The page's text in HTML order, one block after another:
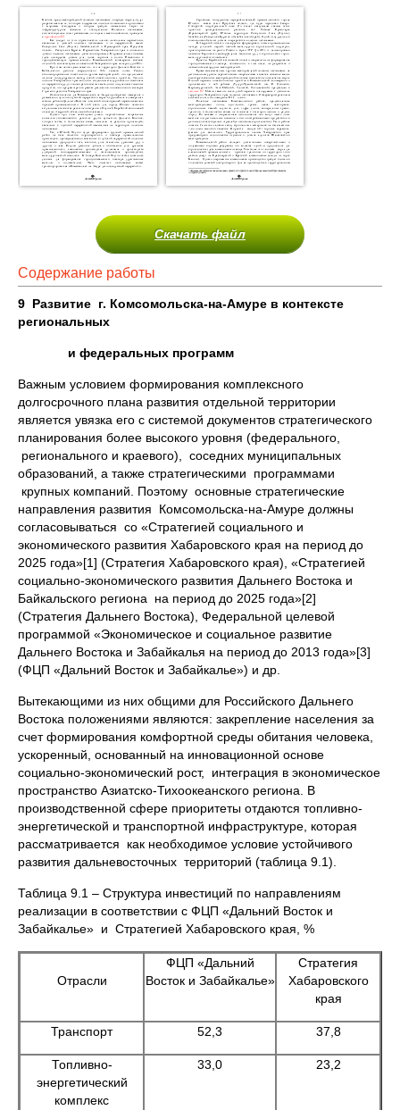
Скачать файл
Содержание работы
9 Развитие г. Комсомольска-на-Амуре в контексте
региональных
и федеральных программ
Важным условием формирования комплексного
долгосрочного плана развития отдельной территории
является увязка его с системой документов стратегического
планирования более высокого уровня (федерального,
регионального и краевого), соседних муниципальных
образований, а также стратегическими программами
крупных компаний. Поэтому основные стратегические
направления развития Комсомольска-на-Амуре должны
согласовываться со «Стратегией социального и
экономического развития Хабаровского края на период до
2025 года»[1] (Стратегия Хабаровского края), «Стратегией
социально-экономического развития Дальнего Востока и
Байкальского региона на период до 2025 года»[2]
(Стратегия Дальнего Востока), Федеральной целевой
программой «Экономическое и социальное развитие
Дальнего Востока и Забайкалья на период до 2013 года»[3]
(ФЦП «Дальний Восток и Забайкалье») и др.
Вытекающими из них общими для Российского Дальнего
Востока положениями являются: закрепление населения за
счет формирования комфортной среды обитания человека,
ускоренный, основанный на инновационной основе
социально-экономический рост, интеграция в экономическое
пространство Азиатско-Тихоокеанского региона. В
производственной сфере приоритеты отдаются топливно-
энергетической и транспортной инфраструктуре, которая
рассматривается как необходимое условие устойчивого
развития дальневосточных территорий (таблица 9.1).
Таблица 9.1 – Структура инвестиций по направлениям
реализации в соответствии с ФЦП «Дальний Восток и
Забайкалье» и Стратегией Хабаровского края, %
Отрасли
ФЦП «Дальний
Восток и Забайкалье»
Стратегия
Хабаровского
края
Транспорт 52,3 37,8
Топливно-
энергетический
комплекс
33,0 23,2